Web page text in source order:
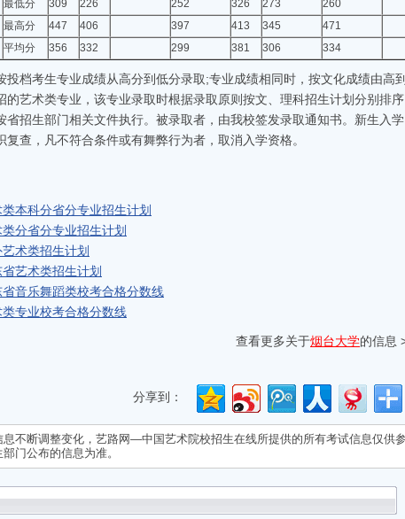
最低分 309 226 252 326 273
260
最高分 447 406 397 413 345
471
平均分
356 332 299 381 306 334
档考生专业成绩从高分到低分录取;专业成绩相同时，按文化成绩由高到
的艺术类专业，该专业录取时根据录取原则按文、理科招生计划分别排序
省招生部门相关文件执行。被录取者，由我校签发录取通知书。新生入学
复查，凡不符合条件或有舞弊行为者，取消入学资格。
本科分省分专业招生计划
分省分专业招生计划
术类招生计划
艺术类招生计划
音乐舞蹈类校考合格分数线
专业校考合格分数线
查看更多关于烟台大学的信息
分享到：
不断调整变化， 艺路网—中国艺术院校招生在线所提供的所有考试信息仅供参
门公布的信息为准。